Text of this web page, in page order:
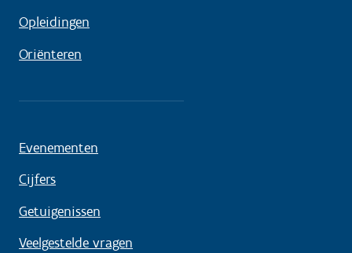
Opleidingen
Oriënteren
Evenementen
Cijfers
Getuigenissen
Veelgestelde vragen